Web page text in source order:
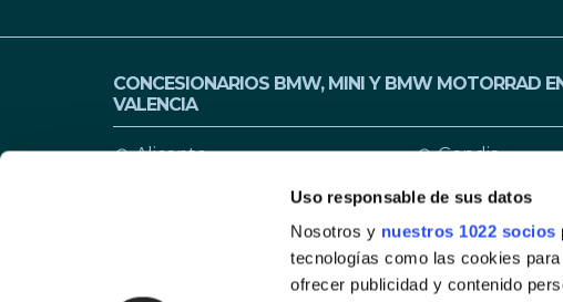
Uso responsable de sus datos
Nosotros y nuestros 1022 socios
tecnologías como las cookies
ofrecer publicidad y contenido
CONCESIONARIOS BMW, MINI Y BMW MOTORRAD
VALENCIA
Alicante
Gandia
Petrer
San Carlos -
San Juan de